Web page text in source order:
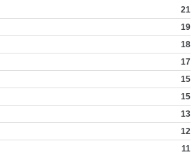
21
19
18
17
15
15
13
12
11